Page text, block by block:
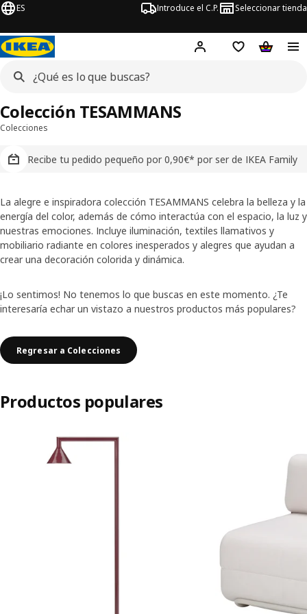
ES Introduce el C.P. Seleccionar tienda
Hej! Iniciar sesión
Lista de deseos
Carrito
Colecciones
Recibe tu pedido pequeño por 0,90€* por ser de IKEA Family
Colección TESAMMANS
La alegre e inspiradora colección TESAMMANS celebra la belleza y la
energía del color, además de cómo interactúa con el espacio, la luz y
nuestras emociones. Incluye iluminación, textiles llamativos y
mobiliario radiante en colores inesperados y alegres que ayudan a
crear una decoración colorida y dinámica.
¡Lo sentimos! No tenemos lo que buscas en este momento. ¿Te
interesaría echar un vistazo a nuestros productos más populares?
Regresar a Colecciones
Productos populares
Saltar listado